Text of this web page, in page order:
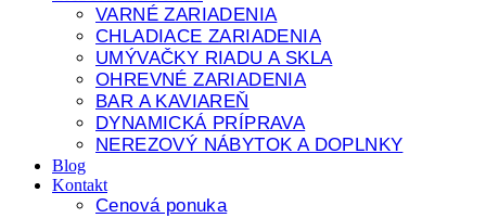
VARNÉ ZARIADENIA
CHLADIACE ZARIADENIA
UMÝVAČKY RIADU A SKLA
OHREVNÉ ZARIADENIA
BAR A KAVIAREŇ
DYNAMICKÁ PRÍPRAVA
NEREZOVÝ NÁBYTOK A DOPLNKY
Blog
Kontakt
Cenová ponuka